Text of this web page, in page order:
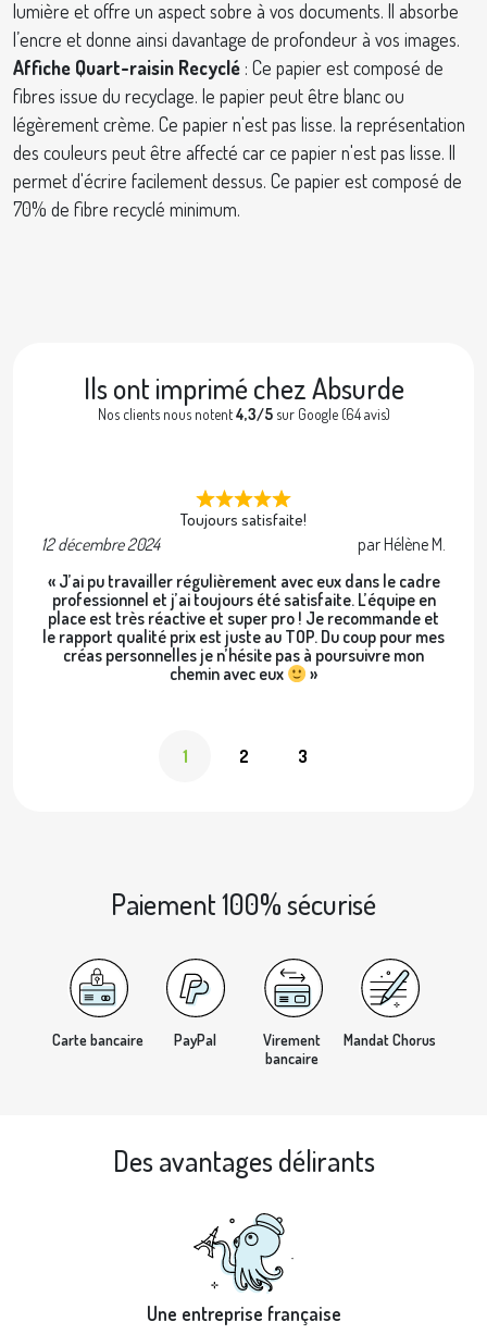
lumière et offre un aspect sobre à vos documents. Il absorbe
l’encre et donne ainsi davantage de profondeur à vos images.
Affiche Quart-raisin Recyclé : Ce papier est composé de
fibres issue du recyclage. le papier peut être blanc ou
légèrement crème. Ce papier n'est pas lisse. la représentation
des couleurs peut être affecté car ce papier n'est pas lisse. Il
permet d'écrire facilement dessus. Ce papier est composé de
70% de fibre recyclé minimum.
Ils ont imprimé chez Absurde
Nos clients nous notent4,3/5sur Google (64 avis)
Toujours satisfaite!
12 décembre 2024
par Hélène M.
« J’ai pu travailler régulièrement avec eux dans le cadre
professionnel et j’ai toujours été satisfaite. L’équipe en
place est très réactive et super pro ! Je recommande et
le rapport qualité prix est juste au TOP. Du coup pour mes
créas personnelles je n’hésite pas à poursuivre mon
chemin avec eux
»
1 2 3
Paiement 100% sécurisé
Carte bancaire PayPal
Virement
bancaire
Mandat Chorus
Des avantages délirants
Une entreprise française